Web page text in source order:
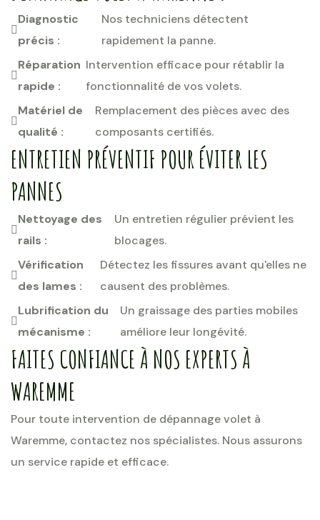
Diagnostic
précis :
Nos techniciens détectent
rapidement la panne.
Réparation
rapide :
Intervention efficace pour rétablir la
fonctionnalité de vos volets.
Matériel de
qualité :
Remplacement des pièces avec des
composants certifiés.
ENTRETIEN PRÉVENTIF POUR ÉVITER LES
PANNES
Nettoyage des
rails :
Un entretien régulier prévient les
blocages.
Vérification
des lames :
Détectez les fissures avant qu'elles ne
causent des problèmes.
Lubrification du
mécanisme :
Un graissage des parties mobiles
améliore leur longévité.
FAITES CONFIANCE À NOS EXPERTS À
WAREMME
Pour toute intervention de dépannage volet à
Waremme, contactez nos spécialistes. Nous assurons
un service rapide et efficace.